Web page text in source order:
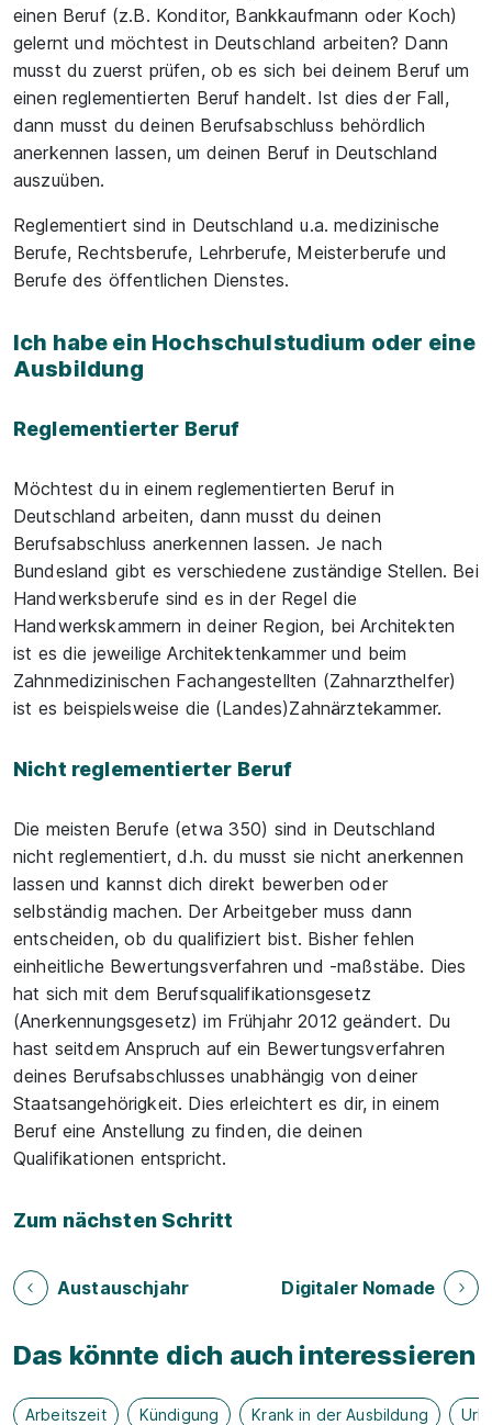
einen Beruf (z.B. Konditor, Bankkaufmann oder Koch)
gelernt und möchtest in Deutschland arbeiten? Dann
musst du zuerst prüfen, ob es sich bei deinem Beruf um
einen reglementierten Beruf handelt. Ist dies der Fall,
dann musst du deinen Berufsabschluss behördlich
anerkennen lassen, um deinen Beruf in Deutschland
auszuüben.
Reglementiert sind in Deutschland u.a. medizinische
Berufe, Rechtsberufe, Lehrberufe, Meisterberufe und
Berufe des öffentlichen Dienstes.
Ich habe ein Hochschulstudium oder eine
Ausbildung
Reglementierter Beruf
Möchtest du in einem reglementierten Beruf in
Deutschland arbeiten, dann musst du deinen
Berufsabschluss anerkennen lassen. Je nach
Bundesland gibt es verschiedene zuständige Stellen. Bei
Handwerksberufe sind es in der Regel die
Handwerkskammern in deiner Region, bei Architekten
ist es die jeweilige Architektenkammer und beim
Zahnmedizinischen Fachangestellten (Zahnarzthelfer)
ist es beispielsweise die (Landes)Zahnärztekammer.
Nicht reglementierter Beruf
Die meisten Berufe (etwa 350) sind in Deutschland
nicht reglementiert, d.h. du musst sie nicht anerkennen
lassen und kannst dich direkt bewerben oder
selbständig machen. Der Arbeitgeber muss dann
entscheiden, ob du qualifiziert bist. Bisher fehlen
einheitliche Bewertungsverfahren und -maßstäbe. Dies
hat sich mit dem Berufsqualifikationsgesetz
(Anerkennungsgesetz) im Frühjahr 2012 geändert. Du
hast seitdem Anspruch auf ein Bewertungsverfahren
deines Berufsabschlusses unabhängig von deiner
Staatsangehörigkeit. Dies erleichtert es dir, in einem
Beruf eine Anstellung zu finden, die deinen
Qualifikationen entspricht.
Zum nächsten Schritt
Austauschjahr Digitaler Nomade
Das könnte dich auch interessieren
Arbeitszeit Kündigung Krank in der Ausbildung